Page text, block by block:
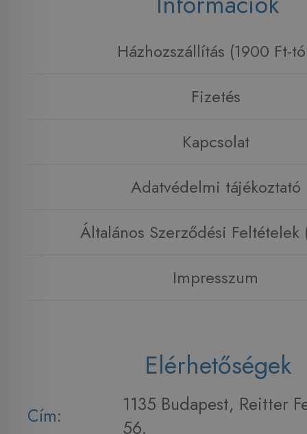
Házhozszállítás (1900 Ft-
Fizetés
Kapcsolat
Adatvédelmi tájékoztató
Általános Szerződési Feltételek
Impresszum
Elérhetőségek
Cím:
1135 Budapest, Reitter
56.